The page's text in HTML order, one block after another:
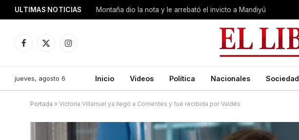
ULTIMAS NOTICIAS Montaña dio la nota y le arrebató el invicto a Mandiyú
Facebook
X
Instagram
jueves, agosto 6 Inicio Videos Política Nacionales Sociedad
Portada » Victoria Villarruel ya llegó a Corrientes y fue recibida por Valdés